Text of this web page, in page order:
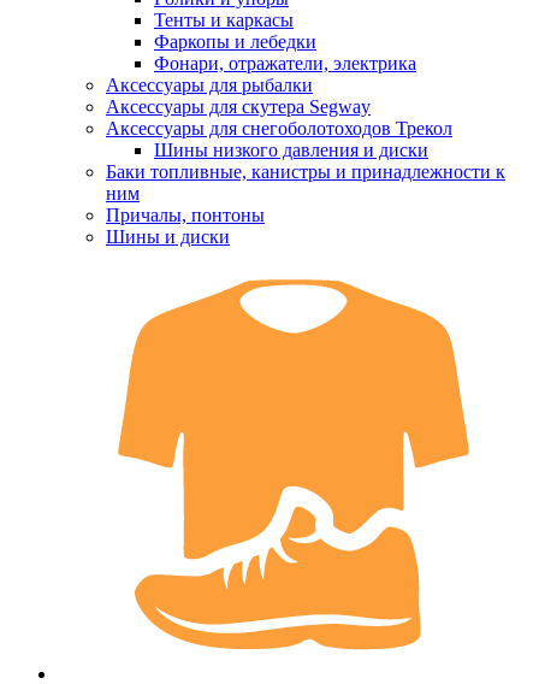
Тенты и каркасы
Фаркопы и лебедки
Фонари, отражатели, электрика
Аксессуары для рыбалки
Аксессуары для скутера Segway
Аксессуары для снегоболотоходов Трекол
Шины низкого давления и диски
Баки топливные, канистры и принадлежности к
ним
Причалы, понтоны
Шины и диски